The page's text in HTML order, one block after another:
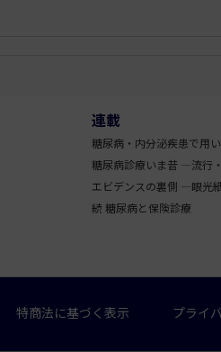
連載
糖尿病・内分泌疾患で用
糖尿病診療いま昔 ―流行
エビデンスの裏側 ―眼光
続 糖尿病と保険診療
特商法に基づく表示 プライ